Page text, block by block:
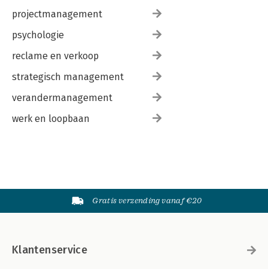
projectmanagement
psychologie
reclame en verkoop
strategisch management
verandermanagement
werk en loopbaan
Gratis verzending vanaf €20
Klantenservice